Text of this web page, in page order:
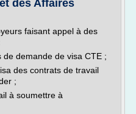
des Affaires
faisant appel à des
demande de visa CTE ;
des contrats de travail
;
à soumettre à